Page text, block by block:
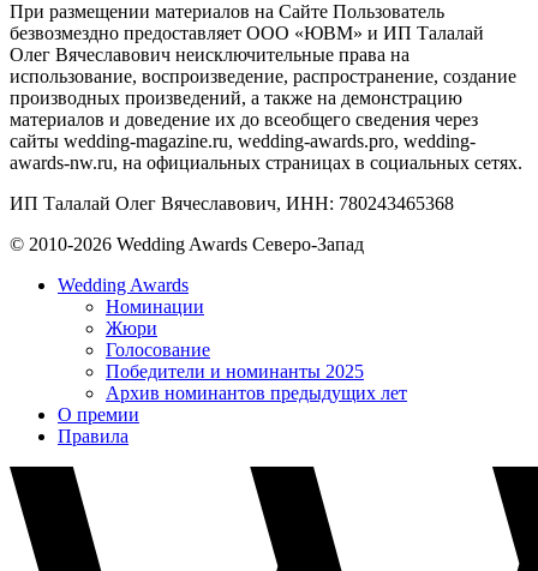
При размещении материалов на Сайте Пользователь
безвозмездно предоставляет ООО «ЮВМ» и ИП Талалай
Олег Вячеславович неисключительные права на
использование, воспроизведение, распространение, создание
производных произведений, а также на демонстрацию
материалов и доведение их до всеобщего сведения через
сайты wedding-magazine.ru, wedding-awards.pro, wedding-
awards-nw.ru, на официальных страницах в социальных сетях.
ИП Талалай Олег Вячеславович, ИНН: 780243465368
© 2010-2026 Wedding Awards Северо-Запад
Wedding Awards
Номинации
Жюри
Голосование
Победители и номинанты 2025
Архив номинантов предыдущих лет
О премии
Правила